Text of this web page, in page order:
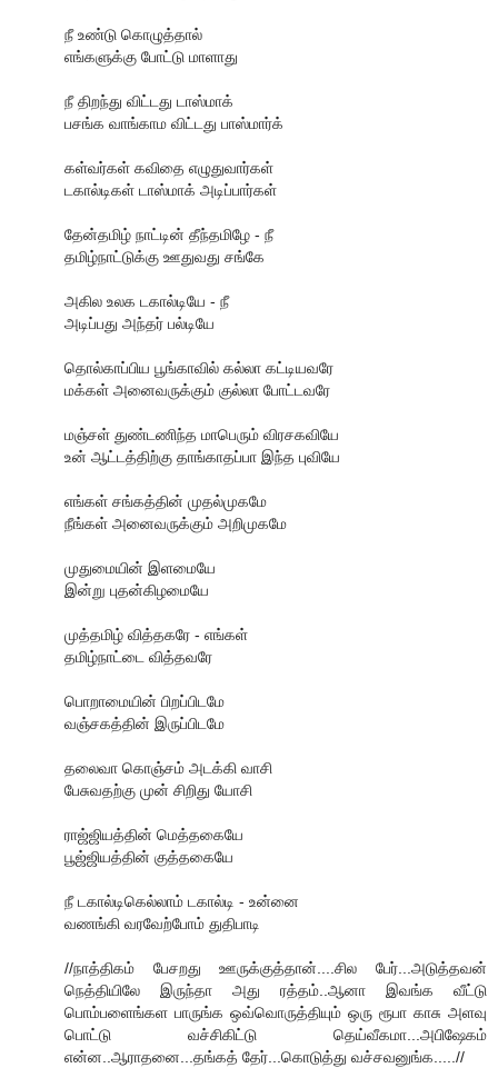
நீ உண்டு கொழுத்தால்
எங்களுக்கு போட்டு மாளாது
நீ திறந்து விட்டது டாஸ்மாக்
பசங்க வாங்காம விட்டது பாஸ்மார்க்
கள்வர்கள் கவிதை எழுதுவார்கள்
டகால்டிகள் டாஸ்மாக் அடிப்பார்கள்
தேன்தமிழ் நாட்டின் தீந்தமிழே - நீ
தமிழ்நாட்டுக்கு ஊதுவது சங்கே
அகில உலக டகால்டியே - நீ
அடிப்பது அந்தர் பல்டியே
தொல்காப்பிய பூங்காவில் கல்லா கட்டியவரே
மக்கள் அனைவருக்கும் குல்லா போட்டவரே
மஞ்சள் துண்டணிந்த மாபெரும் விரசகவியே
உன் ஆட்டத்திற்கு தாங்காதப்பா இந்த புவியே
எங்கள் சங்கத்தின் முதல்முகமே
நீங்கள் அனைவருக்கும் அறிமுகமே
முதுமையின் இளமையே
இன்று புதன்கிழமையே
முத்தமிழ் வித்தகரே - எங்கள்
தமிழ்நாட்டை வித்தவரே
பொறாமையின் பிறப்பிடமே
வஞ்சகத்தின் இருப்பிடமே
தலைவா கொஞ்சம் அடக்கி வாசி
பேசுவதற்கு முன் சிறிது யோசி
ராஜ்ஜியத்தின் மெத்தகையே
பூஜ்ஜியத்தின் குத்தகையே
நீ டகால்டிகெல்லாம் டகால்டி - உன்னை
வணங்கி வரவேற்போம் துதிபாடி
//நாத்திகம் பேசறது ஊருக்குத்தான்....சில பேர்...அடுத்தவன்
நெத்தியிலே இருந்தா அது ரத்தம்..ஆனா இவங்க வீட்டு
பொம்பளைங்கள பாருங்க ஒவ்வொருத்தியும் ஒரு ரூபா காசு அளவு
பொட்டு வச்சிகிட்டு தெய்வீகமா...அபிஷேகம்
என்ன..ஆராதனை...தங்கத் தேர்...கொடுத்து வச்சவனுங்க.....//